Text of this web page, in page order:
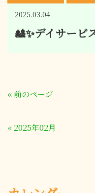
🎎✨デイサービ
2025.03.04
«前のページ
« 2025年02月